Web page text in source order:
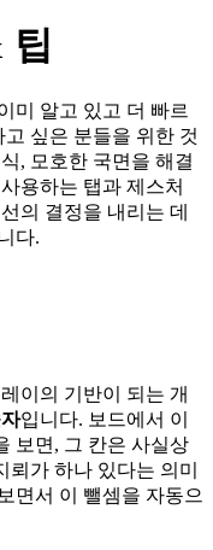
팁
미 알고 있고 더 빠르
싶은 분들을 위한 것
, 모호한 국면을 해결
용하는 탭과 제스처
의 결정을 내리는 데
다.
이의 기반이 되는 개
입니다. 보드에서 이
보면, 그 칸은 사실상
가 하나 있다는 의미
면서 이 뺄셈을 자동으